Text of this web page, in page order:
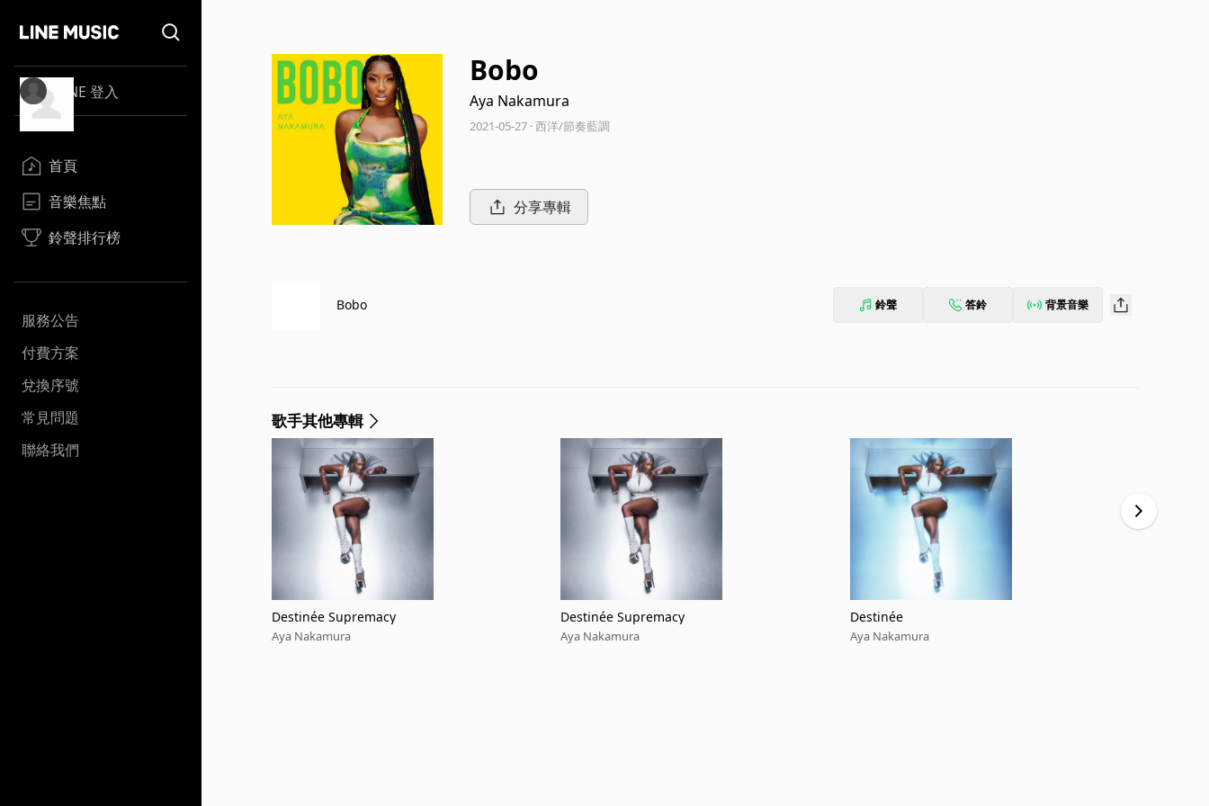
LINE 登入
首頁
音樂焦點
鈴聲排行榜
服務公告
付費方案
兌換序號
常見問題
聯絡我們
Bobo
Aya Nakamura
2021-05-27 · 西洋/節奏藍調
分享專輯
Bobo 鈴聲 答鈴 背景音樂
歌手其他專輯
Destinée Supremacy
Aya Nakamura
Destinée Supremacy
Aya Nakamura
Destinée
Aya Nakamura